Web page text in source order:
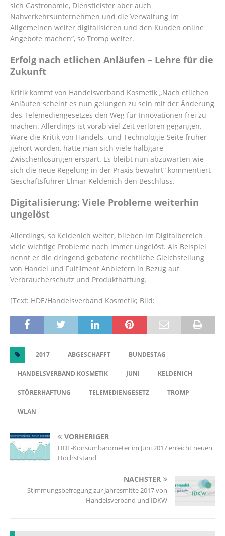
sich Gastronomie, Dienstleister aber auch
Nahverkehrsunternehmen und die Verwaltung im
Allgemeinen weiter digitalisieren und den Kunden online
Angebote machen“, so Tromp weiter.
Erfolg nach etlichen Anläufen – Lehre für die
Zukunft
Kritik kommt von Handelsverband Kosmetik „Nach etlichen
Anläufen scheint es nun gelungen zu sein mit der Änderung
des Telemediengesetzes den Weg für Innovationen frei zu
machen. Allerdings ist vorab viel Zeit verloren gegangen.
Wäre die Kritik von Handels- und Technologie-Seite früher
gehört worden, hätte man sich viele halbgare
Zwischenlösungen erspart. Es bleibt nun abzuwarten wie
sich die neue Regelung in der Praxis bewährt“ kommentiert
Geschäftsführer Elmar Keldenich den Beschluss.
Digitalisierung: Viele Probleme weiterhin
ungelöst
Allerdings, so Keldenich weiter, blieben im Digitalbereich
viele wichtige Probleme noch immer ungelöst. Als Beispiel
nennt er die dringend gebotene rechtliche Gleichstellung
von Handel und Fulfilment Anbietern in Bezug auf
Verbraucherschutz und Produkthaftung.
[Text: HDE/Handelsverband Kosmetik; Bild:
2017 ABGESCHAFFT BUNDESTAG
HANDELSVERBAND KOSMETIK JUNI KELDENICH
STÖRERHAFTUNG TELEMEDIENGESETZ TROMP
WLAN
VORHERIGER
HDE-Konsumbarometer im Juni 2017 erreicht neuen
Höchststand
NÄCHSTER
Stimmungsbefragung zur Jahresmitte 2017 von
Handelsverband und IDKW